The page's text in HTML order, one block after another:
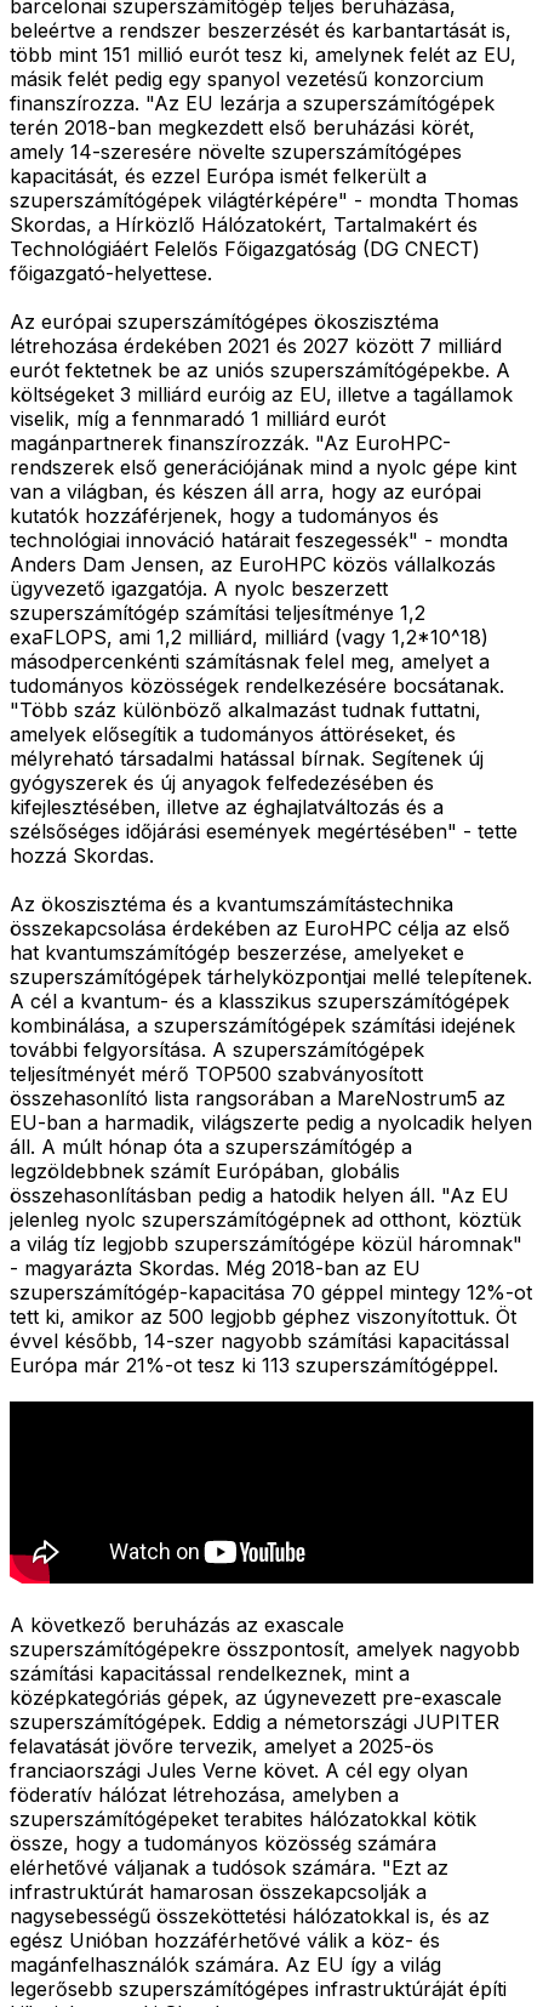
barcelonai szuperszámítógép teljes beruházása,
beleértve a rendszer beszerzését és karbantartását is,
több mint 151 millió eurót tesz ki, amelynek felét az EU,
másik felét pedig egy spanyol vezetésű konzorcium
finanszírozza. "Az EU lezárja a szuperszámítógépek
terén 2018-ban megkezdett első beruházási körét,
amely 14-szeresére növelte szuperszámítógépes
kapacitását, és ezzel Európa ismét felkerült a
szuperszámítógépek világtérképére" - mondta Thomas
Skordas, a Hírközlő Hálózatokért, Tartalmakért és
Technológiáért Felelős Főigazgatóság (DG CNECT)
főigazgató-helyettese.
Az európai szuperszámítógépes ökoszisztéma
létrehozása érdekében 2021 és 2027 között 7 milliárd
eurót fektetnek be az uniós szuperszámítógépekbe. A
költségeket 3 milliárd euróig az EU, illetve a tagállamok
viselik, míg a fennmaradó 1 milliárd eurót
magánpartnerek finanszírozzák. "Az EuroHPC-
rendszerek első generációjának mind a nyolc gépe kint
van a világban, és készen áll arra, hogy az európai
kutatók hozzáférjenek, hogy a tudományos és
technológiai innováció határait feszegessék" - mondta
Anders Dam Jensen, az EuroHPC közös vállalkozás
ügyvezető igazgatója. A nyolc beszerzett
szuperszámítógép számítási teljesítménye 1,2
exaFLOPS, ami 1,2 milliárd, milliárd (vagy 1,2*10^18)
másodpercenkénti számításnak felel meg, amelyet a
tudományos közösségek rendelkezésére bocsátanak.
"Több száz különböző alkalmazást tudnak futtatni,
amelyek elősegítik a tudományos áttöréseket, és
mélyreható társadalmi hatással bírnak. Segítenek új
gyógyszerek és új anyagok felfedezésében és
kifejlesztésében, illetve az éghajlatváltozás és a
szélsőséges időjárási események megértésében" - tette
hozzá Skordas.
Az ökoszisztéma és a kvantumszámítástechnika
összekapcsolása érdekében az EuroHPC célja az első
hat kvantumszámítógép beszerzése, amelyeket e
szuperszámítógépek tárhelyközpontjai mellé telepítenek.
A cél a kvantum- és a klasszikus szuperszámítógépek
kombinálása, a szuperszámítógépek számítási idejének
további felgyorsítása. A szuperszámítógépek
teljesítményét mérő TOP500 szabványosított
összehasonlító lista rangsorában a MareNostrum5 az
EU-ban a harmadik, világszerte pedig a nyolcadik helyen
áll. A múlt hónap óta a szuperszámítógép a
legzöldebbnek számít Európában, globális
összehasonlításban pedig a hatodik helyen áll. "Az EU
jelenleg nyolc szuperszámítógépnek ad otthont, köztük
a világ tíz legjobb szuperszámítógépe közül háromnak"
- magyarázta Skordas. Még 2018-ban az EU
szuperszámítógép-kapacitása 70 géppel mintegy 12%-ot
tett ki, amikor az 500 legjobb géphez viszonyítottuk. Öt
évvel később, 14-szer nagyobb számítási kapacitással
Európa már 21%-ot tesz ki 113 szuperszámítógéppel.
A következő beruházás az exascale
szuperszámítógépekre összpontosít, amelyek nagyobb
számítási kapacitással rendelkeznek, mint a
középkategóriás gépek, az úgynevezett pre-exascale
szuperszámítógépek. Eddig a németországi JUPITER
felavatását jövőre tervezik, amelyet a 2025-ös
franciaországi Jules Verne követ. A cél egy olyan
föderatív hálózat létrehozása, amelyben a
szuperszámítógépeket terabites hálózatokkal kötik
össze, hogy a tudományos közösség számára
elérhetővé váljanak a tudósok számára. "Ezt az
infrastruktúrát hamarosan összekapcsolják a
nagysebességű összeköttetési hálózatokkal is, és az
egész Unióban hozzáférhetővé válik a köz- és
magánfelhasználók számára. Az EU így a világ
legerősebb szuperszámítógépes infrastruktúráját építi